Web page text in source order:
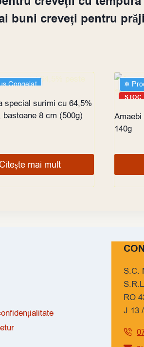
buni creveți pentru
Congelat
special surimi cu 64,5%
bastoane 8 cm (500g)
Citește mai mult
❄︎
STOC
140g
S.C.
RO
J 13